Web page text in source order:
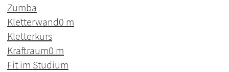
Zumba
Kletterwand0 m
Kletterkurs
Kraftraum0 m
Fit im Studium